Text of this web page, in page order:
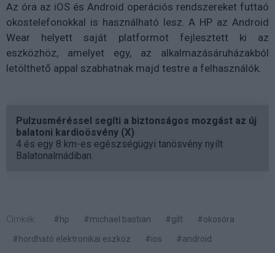
Az óra az iOS és Android operációs rendszereket futtaó
okostelefonokkal is használható lesz. A HP az Android
Wear helyett saját platformot fejlesztett ki az
eszközhöz, amelyet egy, az alkalmazásáruházakból
letölthető appal szabhatnak majd testre a felhasználók.
Pulzusméréssel segíti a biztonságos mozgást az új
balatoni kardioösvény (X)
4 és egy 8 km-es egészségügyi tanösvény nyílt
Balatonalmádiban.
Címkék: #hp #michael bastian #gilt
#okosóra
#hordható elektronikai eszköz
#ios
#android